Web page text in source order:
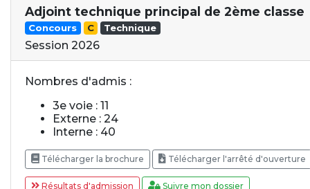
Adjoint technique principal de 2ème classe
Concours C Technique
Session 2026
Nombres d'admis :
3e voie : 11
Externe : 24
Interne : 40
Télécharger la brochure Télécharger l'arrêté d'ouverture
Résultats d'admission Suivre mon dossier